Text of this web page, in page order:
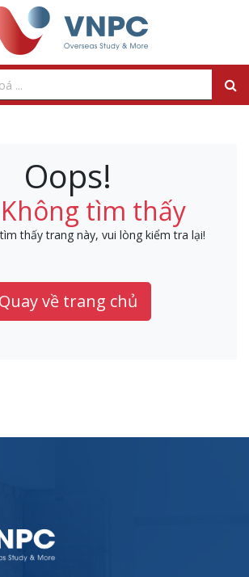
Oops!
tìm thấy
thấy trang này, vui lòng kiểm tra lại!
Quay về trang chủ